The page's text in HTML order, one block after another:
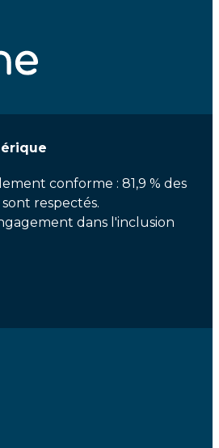
conforme : 81,9 % des
respectés.
dans l'inclusion